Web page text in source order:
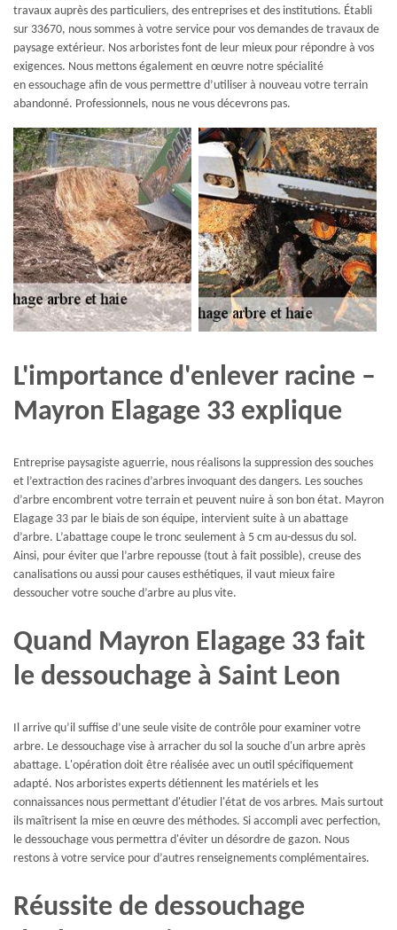
travaux auprès des particuliers, des entreprises et des institutions. Établi
sur 33670, nous sommes à votre service pour vos demandes de travaux de
paysage extérieur. Nos arboristes font de leur mieux pour répondre à vos
exigences. Nous mettons également en œuvre notre spécialité
en essouchage afin de vous permettre d’utiliser à nouveau votre terrain
abandonné. Professionnels, nous ne vous décevrons pas.
L'importance d'enlever racine –
Mayron Elagage 33 explique
Entreprise paysagiste aguerrie, nous réalisons la suppression des souches
et l’extraction des racines d’arbres invoquant des dangers. Les souches
d’arbre encombrent votre terrain et peuvent nuire à son bon état. Mayron
Elagage 33 par le biais de son équipe, intervient suite à un abattage
d’arbre. L’abattage coupe le tronc seulement à 5 cm au-dessus du sol.
Ainsi, pour éviter que l’arbre repousse (tout à fait possible), creuse des
canalisations ou aussi pour causes esthétiques, il vaut mieux faire
dessoucher votre souche d’arbre au plus vite.
Quand Mayron Elagage 33 fait
le dessouchage à Saint Leon
Il arrive qu’il suffise d’une seule visite de contrôle pour examiner votre
arbre. Le dessouchage vise à arracher du sol la souche d'un arbre après
abattage. L'opération doit être réalisée avec un outil spécifiquement
adapté. Nos arboristes experts détiennent les matériels et les
connaissances nous permettant d'étudier l'état de vos arbres. Mais surtout
ils maîtrisent la mise en œuvre des méthodes. Si accompli avec perfection,
le dessouchage vous permettra d'éviter un désordre de gazon. Nous
restons à votre service pour d’autres renseignements complémentaires.
Réussite de dessouchage